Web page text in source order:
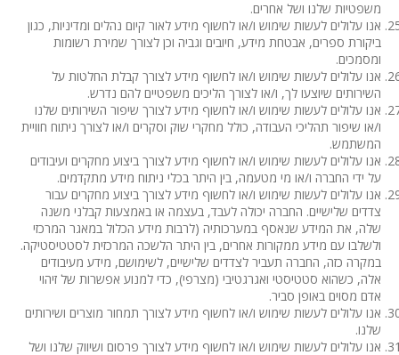
משפטיות שלנו ושל אחרים.
אנו עלולים לעשות שימוש ו/או לחשוף מידע לאור קיום נהלים ומדיניות, כגון
ביקורת ספרים, אבטחת מידע, חיובים וגביה וכן לצורך שמירת רשומות
ומסמכים.
אנו עלולים לעשות שימוש ו/או לחשוף מידע לצורך קבלת החלטות על
השירותים שיוצעו לך, ו/או לצורך הליכים משפטיים להם נדרש.
אנו עלולים לעשות שימוש ו/או לחשוף מידע לצורך שיפור השירותים שלנו
ו/או שיפור תהליכי העבודה, כולל מחקרי שוק וסקרים ו/או לצורך ניתוח חוויית
המשתמש.
אנו עלולים לעשות שימוש ו/או לחשוף מידע לצורך ביצוע מחקרים ועיבודים
על ידי החברה ו/או מי מטעמה, בין היתר בכלי ניתוח מידע מתקדמים.
אנו עלולים לעשות שימוש ו/או לחשוף מידע לצורך ביצוע מחקרים עבור
צדדים שלישיים. החברה יכולה לעבד, בעצמה או באמצעות קבלני משנה
שלה, את המידע שנאסף במערכותיה (לרבות מידע הכלול במאגר המרכזי
ולשלבו עם מידע ממקורות אחרים, בין היתר הלשכה המרכזית לסטטיסטיקה.
במקרה כזה, החברה תעביר לצדדים שלישיים, לשימושם, מידע מעיבודים
אלה, כשהוא סטטיסטי ואגרגטיבי (מצרפי), כדי למנוע אפשרות של זיהוי
אדם מסוים באופן סביר.
אנו עלולים לעשות שימוש ו/או לחשוף מידע לצורך תמחור מוצרים ושירותים
שלנו.
אנו עלולים לעשות שימוש ו/או לחשוף מידע לצורך פרסום ושיווק שלנו ושל